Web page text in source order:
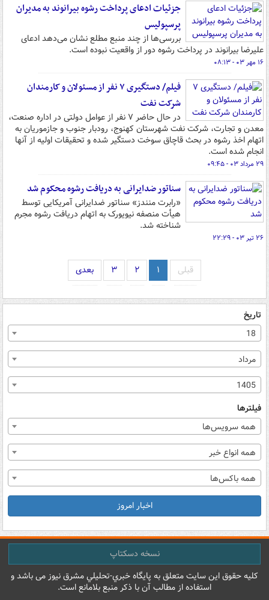
جزئیات ادعای پرداخت رشوه بیرانوند به مدیران
پرسپولیس
بررسی‌ها از چند منبع مطلع نشان می‌دهد ادعای
علیرضا بیرانوند در پرداخت رشوه دور از واقعیت نبوده است.
۱۶ مهر ۰۳ - ۰۸:۱۳
فیلم/ دستگیری ۷ نفر از مسئولان و کارمندان
شرکت نفت
در حال حاضر ۷ نفر از عوامل دولتی در اداره صنعت،
معدن و تجارت، شرکت نفت شهرستان کهنوج، رودبار جنوب و جازموریان به
اتهام اخذ رشوه در بحث قاچاق سوخت دستگیر شده و تحقیقات اولیه از آنها
انجام شده است.
۲۹ مرداد ۰۳ - ۰۹:۴۵
سناتور ضدایرانی به دریافت رشوه محکوم شد
«رابرت منندز» سناتور ضدایرانی آمریکایی توسط
هیأت منصفه نیویورک به اتهام دریافت رشوه مجرم
شناخته شد.
۲۶ تیر ۰۳ - ۲۲:۲۹
قبلی ۱ ۲ ۳ بعدی
تاریخ
18
مرداد
1405
فیلترها
همه سرویس‌ها
همه انواع خبر
همه باکس‌ها
اخبار امروز
نسخه دسکتاپ
کليه حقوق اين سايت متعلق به پایگاه خبري-تحليلي مشرق نيوز می باشد و
استفاده از مطالب آن با ذکر منبع بلامانع است.